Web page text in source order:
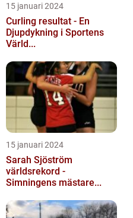
15 januari 2024
Curling resultat - En
Djupdykning i Sportens
Värld...
15 januari 2024
Sarah Sjöström
världsrekord -
Simningens mästare...